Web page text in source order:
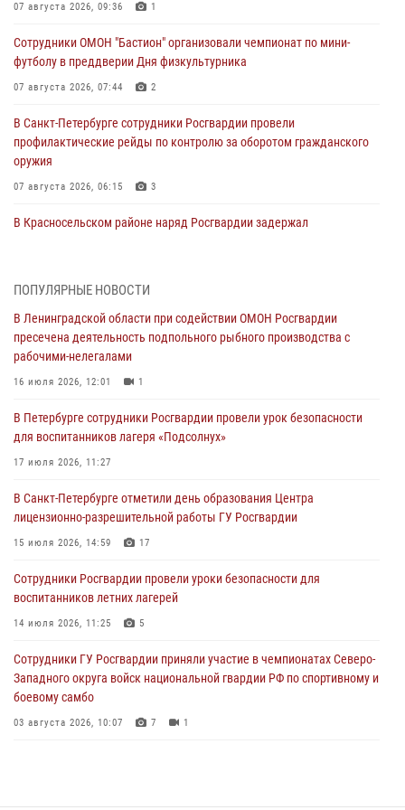
07 августа 2026, 09:36 1
Сотрудники ОМОН "Бастион" организовали чемпионат по мини-
футболу в преддверии Дня физкультурника
07 августа 2026, 07:44 2
В Санкт-Петербурге сотрудники Росгвардии провели
профилактические рейды по контролю за оборотом гражданского
оружия
07 августа 2026, 06:15 3
В Красносельском районе наряд Росгвардии задержал
06 августа 2026, 13:39 1
В Центральном районе росгвардейцы оперативно задержали
хулигана, стрелявшего из пускового устройства рядом с жилыми
домами
06 августа 2026, 11:36
Сотрудники и военнослужащие Росгвардии обеспечили
правопорядок при проведении матча "Зенит" - "Балтика"
06 августа 2026, 07:30
В Выборгском районе наряд Росгвардии обнаружил
разыскиваемый преступный автотранспорт
05 августа 2026, 12:25 2
Петербургские росгвардейцы обнаружили объявленный в розыск
автомобиль, ранее использовавшийся при совершении кражи в
Ленобласти
ПОПУЛЯРНЫЕ НОВОСТИ
В Ленинградской области при содействии ОМОН Росгвардии
пресечена деятельность подпольного рыбного производства с
рабочими-нелегалами
16 июля 2026, 12:01 1
В Петербурге сотрудники Росгвардии провели урок безопасности
для воспитанников лагеря «Подсолнух»
17 июля 2026, 11:27
В Санкт-Петербурге отметили день образования Центра
лицензионно-разрешительной работы ГУ Росгвардии
15 июля 2026, 14:59 17
Сотрудники Росгвардии провели уроки безопасности для
воспитанников летних лагерей
14 июля 2026, 11:25 5
Сотрудники ГУ Росгвардии приняли участие в чемпионатах Северо-
Западного округа войск национальной гвардии РФ по спортивному и
боевому самбо
03 августа 2026, 10:07 7 1